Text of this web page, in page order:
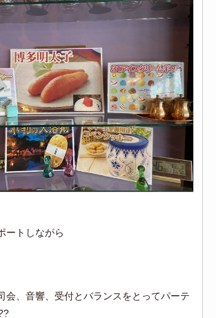
ートしながら
会、音響、受付とバランスをとってパーテ